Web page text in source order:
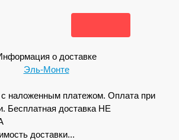
о доставке
Эль-Монте
наложенным платежом. Оплата при
Бесплатная доставка НЕ
доставки...